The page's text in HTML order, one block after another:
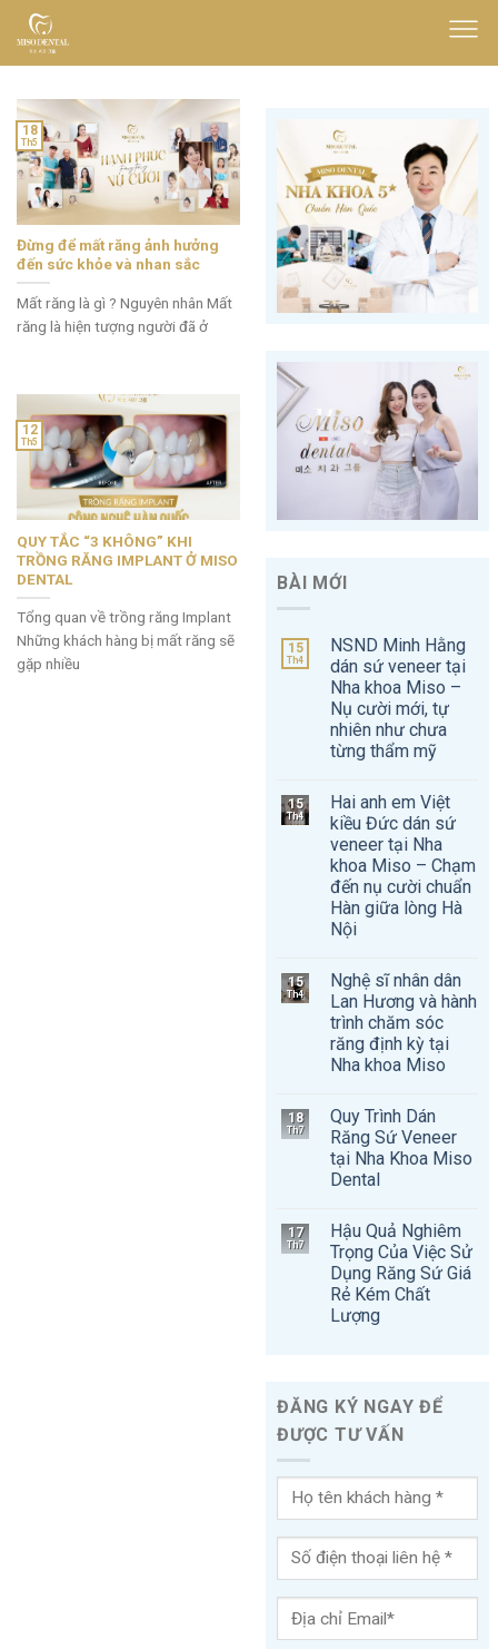
Skip
content
Đừng để mất răng ảnh hưởng
đến sức khỏe và nhan sắc
Mất răng là gì ? Nguyên nhân Mất
răng là hiện tượng người đã ở
18
Th5
QUY TẮC “3 KHÔNG” KHI
TRỒNG RĂNG IMPLANT Ở MISO
DENTAL
Tổng quan về trồng răng Implant
Những khách hàng bị mất răng sẽ
gặp nhiều
12
Th5
BÀI MỚI
15
Th4
NSND Minh Hằng
dán sứ veneer tại
Nha khoa Miso –
Nụ cười mới, tự
nhiên như chưa
từng thẩm mỹ
15
Th4
Hai anh em Việt
kiều Đức dán sứ
veneer tại Nha
khoa Miso – Chạm
đến nụ cười chuẩn
Hàn giữa lòng Hà
Nội
15
Th4
Nghệ sĩ nhân dân
Lan Hương và hành
trình chăm sóc
răng định kỳ tại
Nha khoa Miso
18
Th7
Quy Trình Dán
Răng Sứ Veneer
tại Nha Khoa Miso
Dental
17
Th7
Hậu Quả Nghiêm
Trọng Của Việc Sử
Dụng Răng Sứ Giá
Rẻ Kém Chất
Lượng
ĐĂNG KÝ NGAY ĐỂ
ĐƯỢC TƯ VẤN